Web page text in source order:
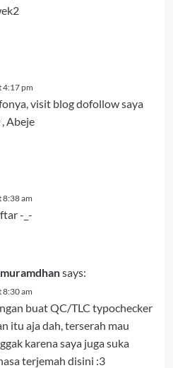
4:17 pm
visit blog dofollow saya
Abeje
8:38 am
-_-
says:
8:30 am
buat QC/TLC typochecker
itu aja dah, terserah mau
karena saya juga suka
terjemah disini :3